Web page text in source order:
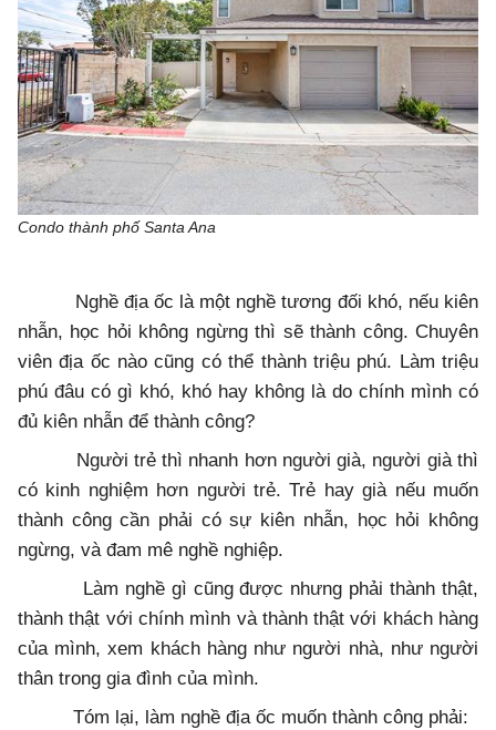
Condo thành phố Santa Ana
Nghề địa ốc là một nghề tương đối khó, nếu kiên
nhẫn, học hỏi không ngừng thì sẽ thành công. Chuyên
viên địa ốc nào cũng có thể thành triệu phú. Làm triệu
phú đâu có gì khó, khó hay không là do chính mình có
đủ kiên nhẫn để thành công?
Người trẻ thì nhanh hơn người già, người già thì
có kinh nghiệm hơn người trẻ. Trẻ hay già nếu muốn
thành công cần phải có sự kiên nhẫn, học hỏi không
ngừng, và đam mê nghề nghiệp.
Làm nghề gì cũng được nhưng phải thành thật,
thành thật với chính mình và thành thật với khách hàng
của mình, xem khách hàng như người nhà, như người
thân trong gia đình của mình.
Tóm lại, làm nghề địa ốc muốn thành công phải: